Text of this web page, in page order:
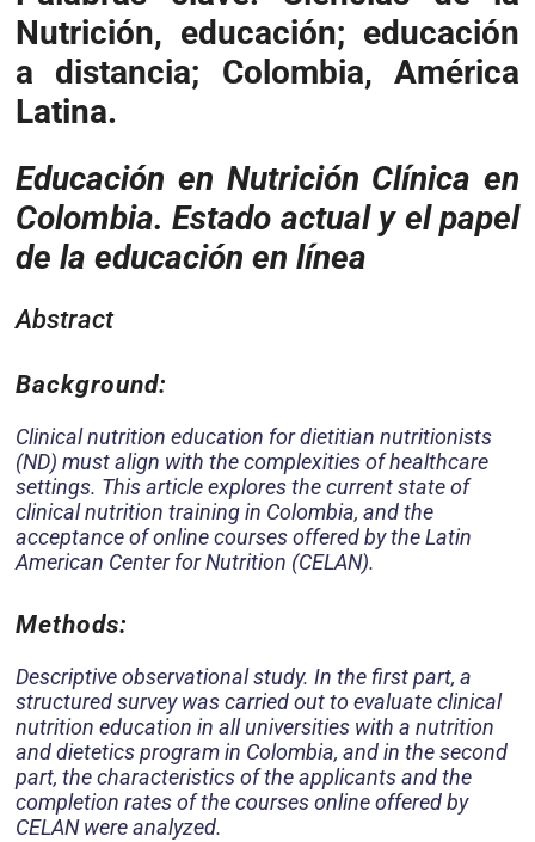
Nutrición, educación; educación
a distancia; Colombia, América
Latina.
Educación en Nutrición Clínica en
Colombia. Estado actual y el papel
de la educación en línea
Abstract
Background:
Clinical nutrition education for dietitian nutritionists
(ND) must align with the complexities of healthcare
settings. This article explores the current state of
clinical nutrition training in Colombia, and the
acceptance of online courses offered by the Latin
American Center for Nutrition (CELAN).
Methods:
Descriptive observational study. In the first part, a
structured survey was carried out to evaluate clinical
nutrition education in all universities with a nutrition
and dietetics program in Colombia, and in the second
part, the characteristics of the applicants and the
completion rates of the courses online offered by
CELAN were analyzed.